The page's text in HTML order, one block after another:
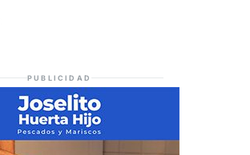
PUBLICIDAD